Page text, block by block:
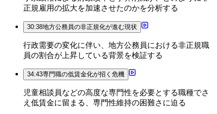
正規雇用の拡大を加速させたのかを分析する
30:38地方公務員の非正規化が進む現状
行政需要の変化に伴い、地方公務員における非正規職
員の割合が上昇している背景を検証する
34:43専門職の低賃金化が招く危機
児童相談員などの高度な専門性を必要とする職種でさ
え低賃金に留まる、専門性維持の困難さに迫る